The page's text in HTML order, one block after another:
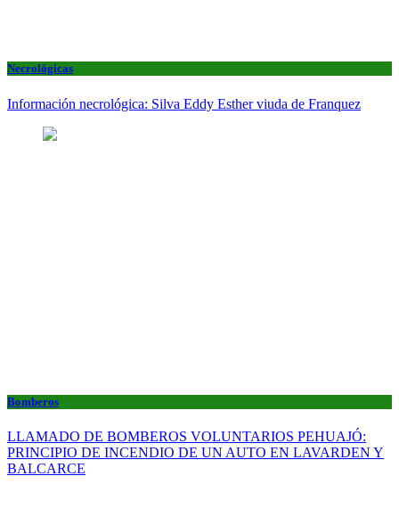
Necrológicas
Información necrológica: Silva Eddy Esther viuda de Franquez
Bomberos
LLAMADO DE BOMBEROS VOLUNTARIOS PEHUAJÓ:
PRINCIPIO DE INCENDIO DE UN AUTO EN LAVARDEN Y
BALCARCE